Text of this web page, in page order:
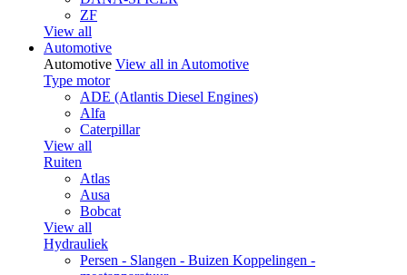
ZF
View all
Automotive
Automotive View all in Automotive
Type motor
ADE (Atlantis Diesel Engines)
Alfa
Caterpillar
View all
Ruiten
Atlas
Ausa
Bobcat
View all
Hydrauliek
Persen - Slangen - Buizen Koppelingen -